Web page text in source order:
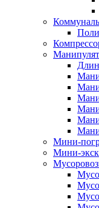
Мини-
Мини-